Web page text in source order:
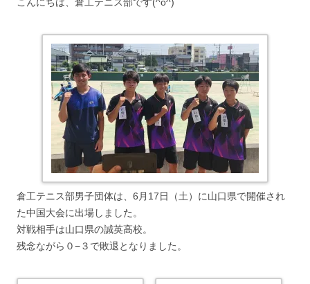
倉工テニス部男子団体は、6月17日（土）に山口県で開催され
た中国大会に出場しました。
対戦相手は山口県の誠英高校。
残念ながら０−３で敗退となりました。